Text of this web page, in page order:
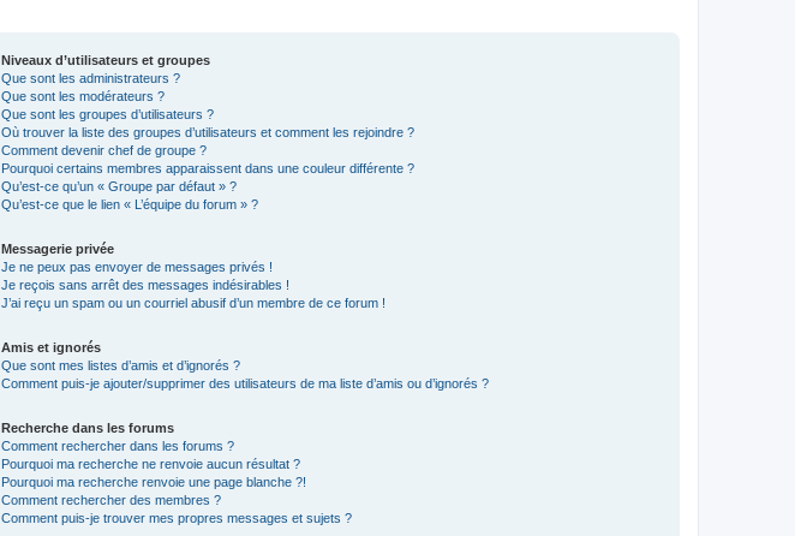
Niveaux d’utilisateurs et groupes
Que sont les administrateurs ?
Que sont les modérateurs ?
Que sont les groupes d’utilisateurs ?
Où trouver la liste des groupes d’utilisateurs et comment les rejoindre ?
Comment devenir chef de groupe ?
Pourquoi certains membres apparaissent dans une couleur différente ?
Qu’est-ce qu’un « Groupe par défaut » ?
Qu’est-ce que le lien « L’équipe du forum » ?
Messagerie privée
Je ne peux pas envoyer de messages privés !
Je reçois sans arrêt des messages indésirables !
J’ai reçu un spam ou un courriel abusif d’un membre de ce forum !
Amis et ignorés
Que sont mes listes d’amis et d’ignorés ?
Comment puis-je ajouter/supprimer des utilisateurs de ma liste d’amis ou d’ignorés ?
Recherche dans les forums
Comment rechercher dans les forums ?
Pourquoi ma recherche ne renvoie aucun résultat ?
Pourquoi ma recherche renvoie une page blanche ?!
Comment rechercher des membres ?
Comment puis-je trouver mes propres messages et sujets ?